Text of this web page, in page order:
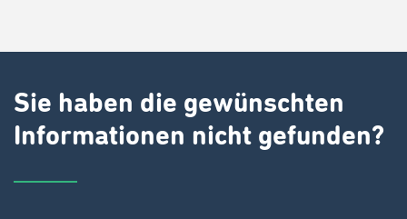
Sie haben die gewünschten
Informationen nicht gefunden?